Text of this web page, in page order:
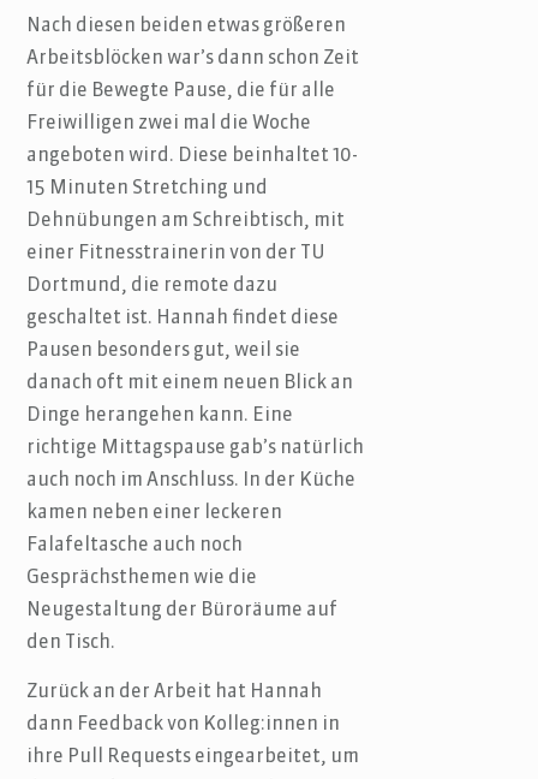
Nach diesen beiden etwas größeren
Arbeitsblöcken war’s dann schon Zeit
für die Bewegte Pause, die für alle
Freiwilligen zwei mal die Woche
angeboten wird. Diese beinhaltet 10-
15 Minuten Stretching und
Dehnübungen am Schreibtisch, mit
einer Fitnesstrainerin von der TU
Dortmund, die remote dazu
geschaltet ist. Hannah findet diese
Pausen besonders gut, weil sie
danach oft mit einem neuen Blick an
Dinge herangehen kann. Eine
richtige Mittagspause gab’s natürlich
auch noch im Anschluss. In der Küche
kamen neben einer leckeren
Falafeltasche auch noch
Gesprächsthemen wie die
Neugestaltung der Büroräume auf
den Tisch.
Zurück an der Arbeit hat Hannah
dann Feedback von Kolleg:innen in
ihre Pull Requests eingearbeitet, um